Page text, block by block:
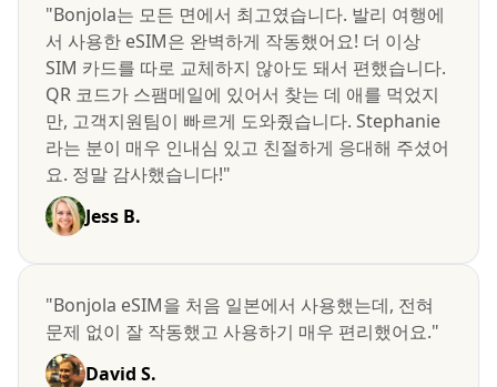
"Bonjola는 모든 면에서 최고였습니다. 발리 여행에
서 사용한 eSIM은 완벽하게 작동했어요! 더 이상
SIM 카드를 따로 교체하지 않아도 돼서 편했습니다.
QR 코드가 스팸메일에 있어서 찾는 데 애를 먹었지
만, 고객지원팀이 빠르게 도와줬습니다. Stephanie
라는 분이 매우 인내심 있고 친절하게 응대해 주셨어
요. 정말 감사했습니다!"
Jess B.
"Bonjola eSIM을 처음 일본에서 사용했는데, 전혀
문제 없이 잘 작동했고 사용하기 매우 편리했어요."
David S.